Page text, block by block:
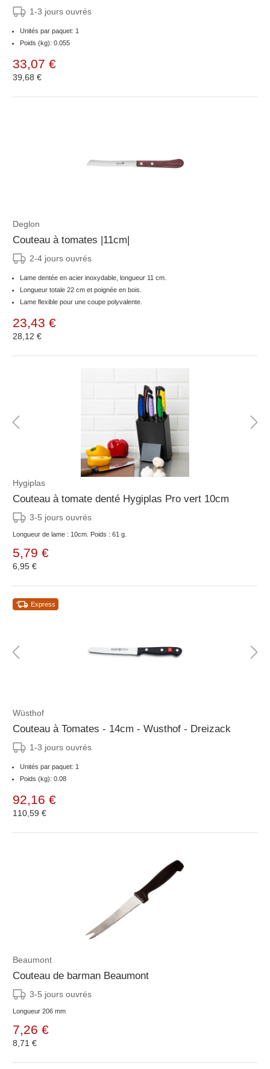
1-3 jours ouvrés
Unités par paquet: 1
Poids (kg): 0.055
33,07 €
39,68 €
Deglon
Couteau à tomates |11cm|
2-4 jours ouvrés
Lame dentée en acier inoxydable, longueur 11 cm.
Longueur totale 22 cm et poignée en bois.
Lame flexible pour une coupe polyvalente.
23,43 €
28,12 €
Hygiplas
Couteau à tomate denté Hygiplas Pro vert 10cm
3-5 jours ouvrés
Longueur de lame : 10cm. Poids : 61 g.
5,79 €
6,95 €
Express
Wüsthof
Couteau à Tomates - 14cm - Wusthof - Dreizack
1-3 jours ouvrés
Unités par paquet: 1
Poids (kg): 0.08
92,16 €
110,59 €
Beaumont
Couteau de barman Beaumont
3-5 jours ouvrés
Longueur 206 mm
7,26 €
8,71 €